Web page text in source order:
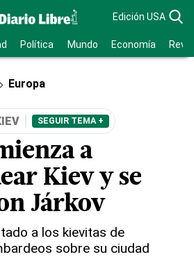
Edición USA
Política Mundo Economía
Europa
SEGUIR TEMA +
a
Kiev y se
Járkov
a los kievitas de
sobre su ciudad